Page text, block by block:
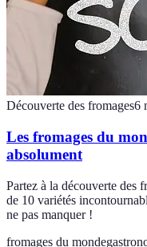
Découverte des fromages6
Les fromages du
absolument
Partez à la découverte des
de 10 variétés
ne pas manquer !
fromages du monde